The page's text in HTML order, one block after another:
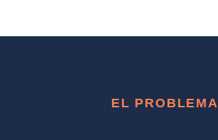
EL PROBLEMA